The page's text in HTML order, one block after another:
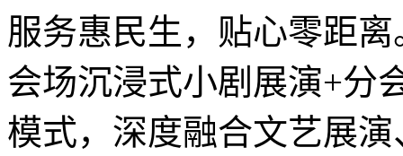
服务惠民生，贴心零距
会场沉浸式小剧展演+分
模式，深度融合文艺展